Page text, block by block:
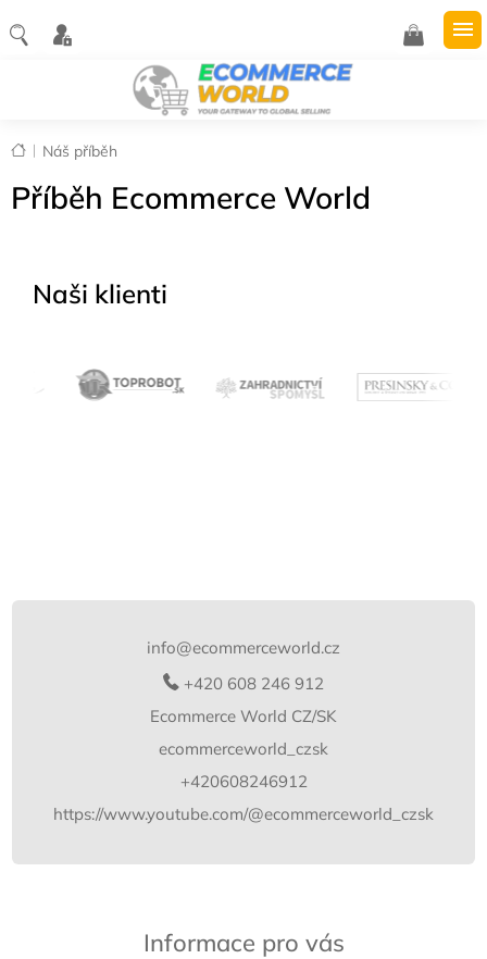
na
obsah
NÁKUPNÍ
Domů
Náš příběh
Příběh Ecommerce World
Naši klienti
info@ecommerceworld.cz
+420 608 246 912
Ecommerce World CZ/SK
ecommerceworld_czsk
+420608246912
https://www.youtube.com/@ecommerceworld_czsk
Informace pro vás